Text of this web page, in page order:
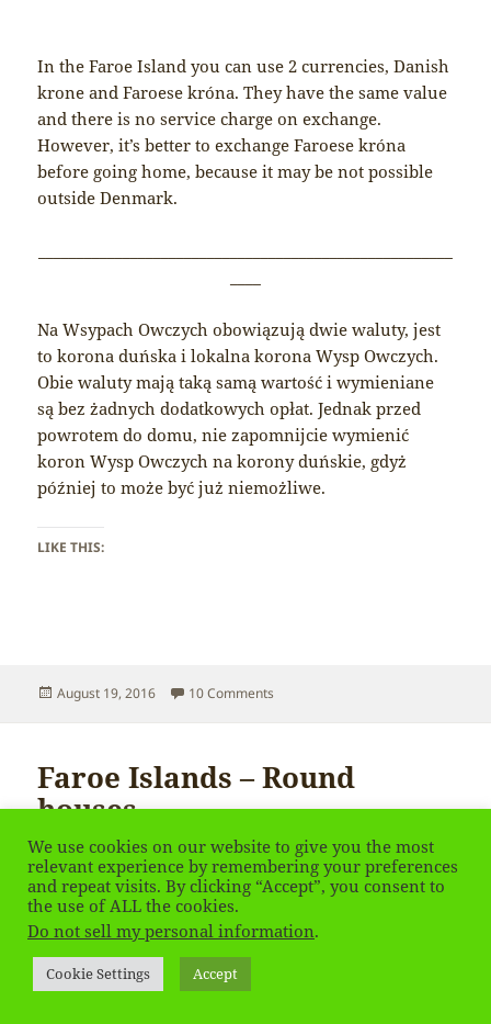
In the Faroe Island you can use 2 currencies, Danish
krone and Faroese króna. They have the same value
and there is no service charge on exchange.
However, it’s better to exchange Faroese króna
before going home, because it may be not possible
outside Denmark.
Na Wsypach Owczych obowiązują dwie waluty, jest
to korona duńska i lokalna korona Wysp Owczych.
Obie waluty mają taką samą wartość i wymieniane
są bez żadnych dodatkowych opłat. Jednak przed
powrotem do domu, nie zapomnijcie wymienić
koron Wysp Owczych na korony duńskie, gdyż
później to może być już niemożliwe.
LIKE THIS:
Posted
August 19, 2016 10 Comments
Faroe Islands – Round
houses
We use cookies on our website to give you the most
relevant experience by remembering your preferences
and repeat visits. By clicking “Accept”, you consent to
the use of ALL the cookies.
Do not sell my personal information.
Cookie Settings Accept